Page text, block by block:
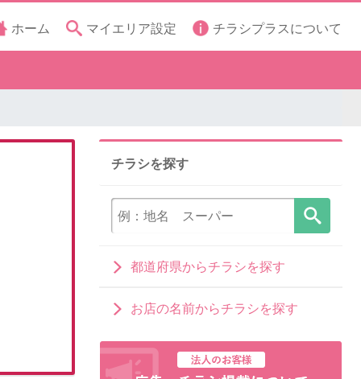
ホーム マイエリア設定 チラシプラスについて
チラシを探す
都道府県からチラシを探す
お店の名前からチラシを探す